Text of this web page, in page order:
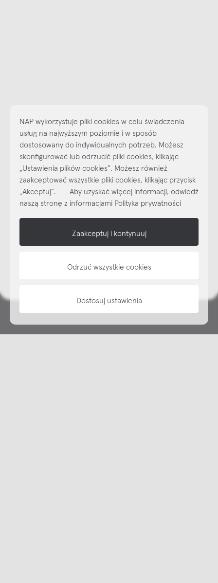
Najlepsze inspiracje i promocje na wyciągnięcie ręki, zapisz się już
dzisiaj do naszego cyklicznego newslettera!
SubskrybujNEWSLETTER
NAP
NAP wykorzystuje pliki cookies w celu świadczenia
usług na najwyższym poziomie i w sposób
dostosowany do indywidualnych potrzeb. Możesz
skonfigurować lub odrzucić pliki cookies, klikając
„Ustawienia plików cookies”. Możesz również
zaakceptować wszystkie pliki cookies, klikając przycisk
„Akceptuj”. Aby uzyskać więcej informacji, odwiedź
naszą stronę z informacjami Polityka prywatności
Zaakceptuj i kontynuuj
Odrzuć wszystkie cookies
Dostosuj ustawienia